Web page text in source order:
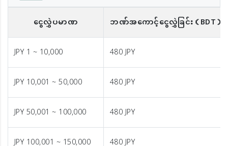
ငွေလွှဲပမာဏ ဘဏ်အကောင့်ငွေလွှဲခြင်း（BDT）
JPY 1 ~ 10,000
480 JPY
JPY 10,001 ~ 50,000
480 JPY
JPY 50,001 ~ 100,000
480 JPY
JPY 100,001 ~ 150,000
480 JPY